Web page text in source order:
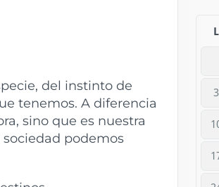
del instinto de
tenemos. A diferencia
sino que es nuestra
podemos
L
3